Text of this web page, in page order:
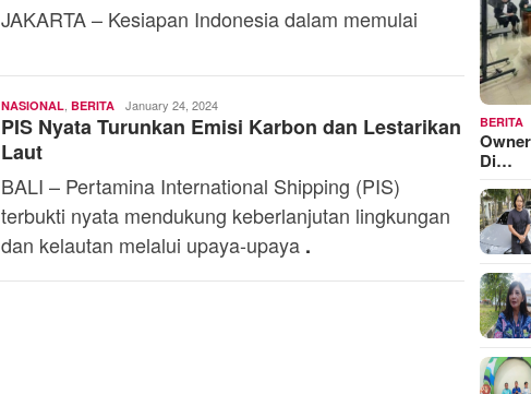
JAKARTA – Kesiapan Indonesia dalam memulai
NASIONAL, BERITA Andi
Mardana
January 24, 2024
PIS Nyata Turunkan Emisi Karbon dan Lestarikan
Laut
BALI – Pertamina International Shipping (PIS)
terbukti nyata mendukung keberlanjutan lingkungan
dan kelautan melalui upaya-upaya .
BERITA
Di…